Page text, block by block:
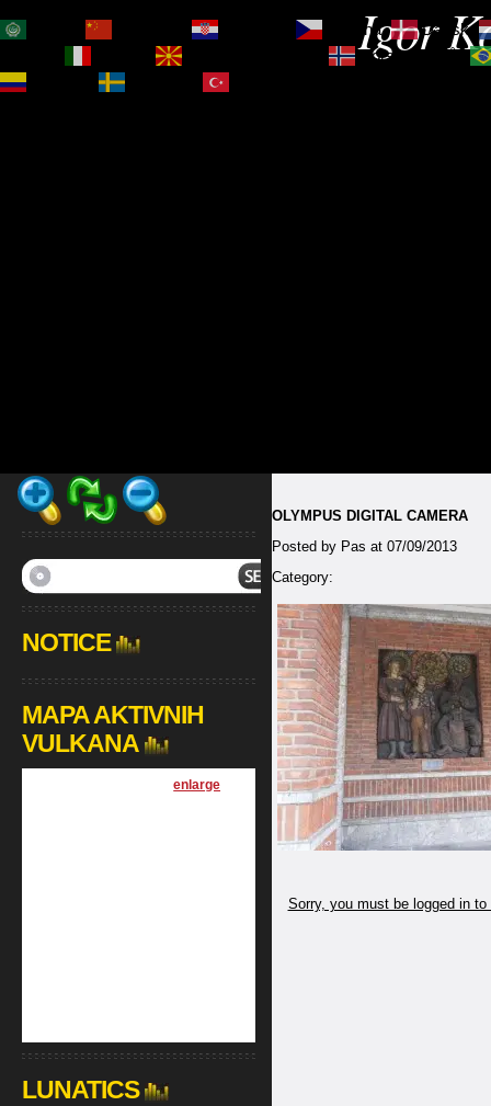
Igor
OLYMPUS DIGITAL CAMERA
Posted by Pas at 07/09/2013
Category:
Sorry, you must be logged in
NOTICE
MAPA AKTIVNIH
VULKANA
[enlarge
LUNATICS
Čeština‎
Dansk
Norsk bokmål